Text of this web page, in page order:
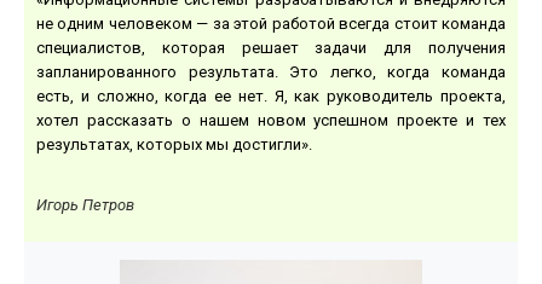
не одним человеком — за этой работой всегда стоит команда
специалистов, которая решает задачи для получения
запланированного результата. Это легко, когда команда
есть, и сложно, когда ее нет. Я, как руководитель проекта,
хотел рассказать о нашем новом успешном проекте и тех
результатах, которых мы достигли».
Игорь Петров